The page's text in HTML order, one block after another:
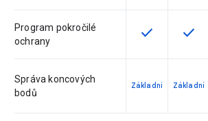
Program pokročilé
ochrany
Tato funkce
check Tato
check
Správa koncových
bodů
Základní Základní